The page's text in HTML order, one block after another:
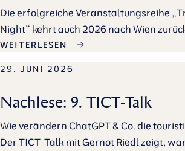
Die erfolgreiche Veranstaltungsreihe
Night“ kehrt auch 2026 nach Wien
WEITERLESEN
29. JUNI 2026
Nachlese: 9. TICT-Talk
Wie verändern ChatGPT & Co. die
Der TICT-Talk mit Gernot Riedl zeigt,